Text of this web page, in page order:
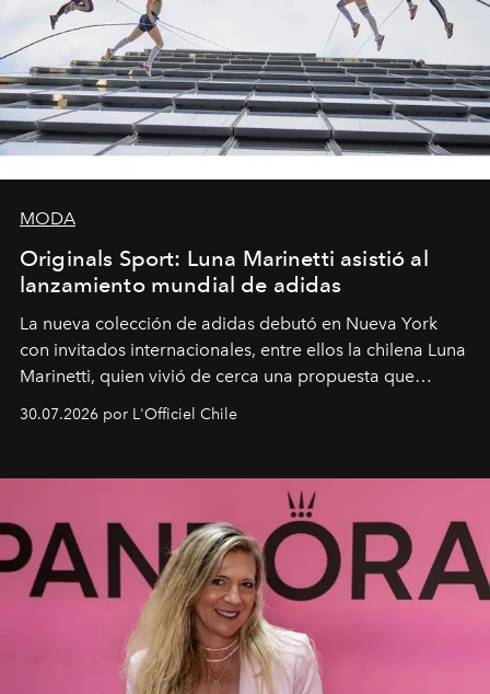
MODA
Originals Sport: Luna Marinetti asistió al
lanzamiento mundial de adidas
La nueva colección de adidas debutó en Nueva York
con invitados internacionales, entre ellos la chilena Luna
Marinetti, quien vivió de cerca una propuesta que
fusiona moda y rendimiento.
30.07.2026 por L'Officiel Chile